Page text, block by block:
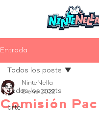
Entrada
Todos los posts
arte
Todos los posts
Comisión
NinteNella
8 ene 2022